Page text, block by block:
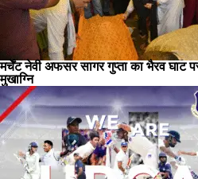
मर्चेंट नेवी अफसर सागर गुप्ता का भैरव घाट
मुखाग्नि